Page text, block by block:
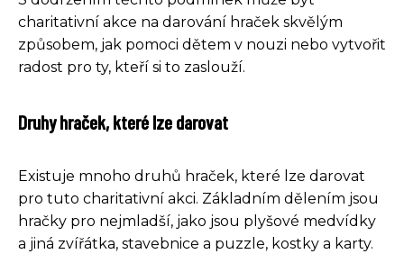
charitativní akce na darování hraček skvělým
způsobem, jak pomoci dětem v nouzi nebo vytvořit
radost pro ty, kteří si to zaslouží.
Druhy hraček, které lze darovat
Existuje mnoho druhů hraček, které lze darovat
pro tuto charitativní akci. Základním dělením jsou
hračky pro nejmladší, jako jsou plyšové medvídky
a jiná zvířátka, stavebnice a puzzle, kostky a karty.